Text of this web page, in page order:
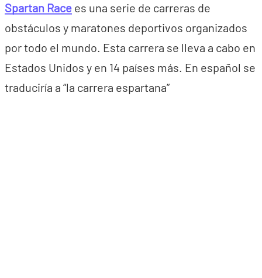
Spartan Race es una serie de carreras de
obstáculos y maratones deportivos organizados
por todo el mundo. Esta carrera se lleva a cabo en
Estados Unidos y en 14 países más. En español se
traduciría a “la carrera espartana”